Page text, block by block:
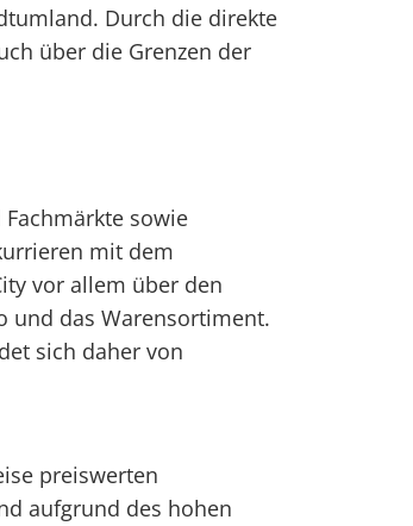
Durch die direkte
über die Grenzen der
sowie
mit dem
vor allem über den
und das Warensortiment.
sich daher von
preiswerten
aufgrund des hohen